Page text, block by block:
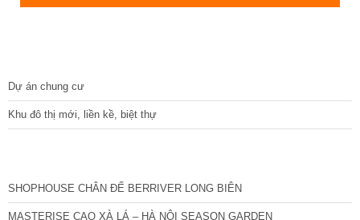
Dự án chung cư
Khu đô thị mới, liền kề, biệt thự
SHOPHOUSE CHÂN ĐẾ BERRIVER LONG BIÊN
MASTERISE CAO XÀ LÁ – HÀ NỘI SEASON GARDEN